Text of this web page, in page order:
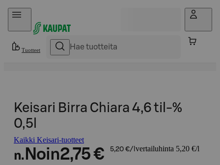
Hyppää sisältöön
Tuotteet
Keisari Birra Chiara 4,6 til-%
0,5l
Kaikki Keisari-tuotteet
n. Noin2,75 € 5,20 €/l vertailuhinta 5,20 €/l